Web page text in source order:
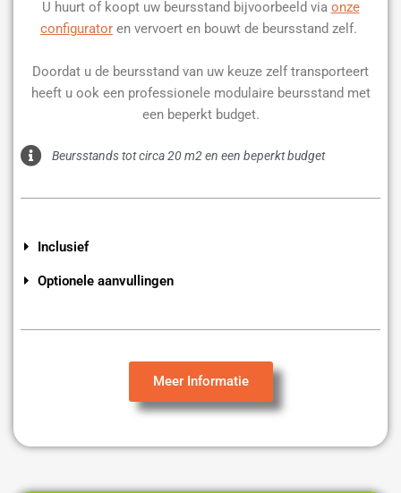
U huurt of koopt uw beursstand bijvoorbeeld via onze
configurator en vervoert en bouwt de beursstand zelf.
Doordat u de beursstand van uw keuze zelf transporteert
heeft u ook een professionele modulaire beursstand met
een beperkt budget.
Beursstands tot circa 20 m2 en een beperkt budget
Inclusief
Optionele aanvullingen
Meer Informatie